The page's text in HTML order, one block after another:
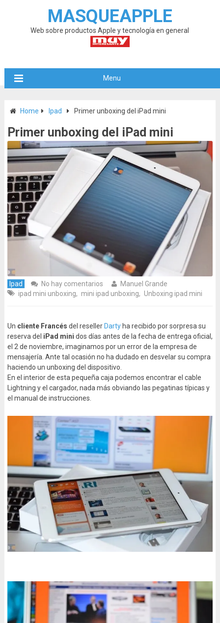
MASQUEAPPLE
Web sobre productos Apple y tecnología en general
Menu
Home Ipad Primer unboxing del iPad mini
Primer unboxing del iPad mini
Ipad No hay comentarios
Manuel Grande
ipad mini unboxing, mini ipad unboxing, Unboxing ipad mini
Un cliente Francés del reseller Dartyha recibido por sorpresa su
reserva del iPad mini dos días antes de la fecha de entrega oficial,
el 2 de noviembre, imaginamos por un error de la empresa de
mensajería. Ante tal ocasión no ha dudado en desvelar su compra
haciendo un unboxing del dispositivo.
En el interior de esta pequeña caja podemos encontrar el cable
Lightning y el cargador, nada más obviando las pegatinas típicas y
el manual de instrucciones.